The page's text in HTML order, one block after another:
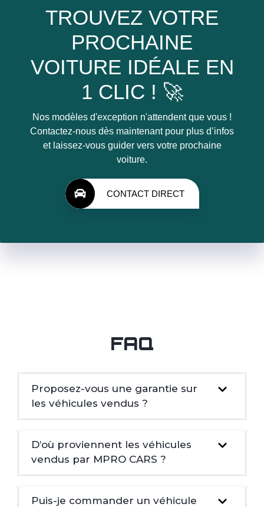
TROUVEZ VOTRE
PROCHAINE
VOITURE IDÉALE EN
1 CLIC ! 🚀
Nos modèles d'exception n'attendent que vous !
Contactez-nous dès maintenant pour plus d’infos
et laissez-vous guider vers votre prochaine
voiture.
CONTACT DIRECT
FAQ
Proposez-vous une garantie sur
les véhicules vendus ?
D’où proviennent les véhicules
vendus par MPRO CARS ?
Puis-je commander un véhicule